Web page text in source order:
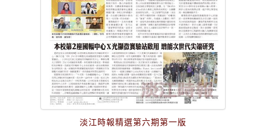
淡江時報精選第六期第一版